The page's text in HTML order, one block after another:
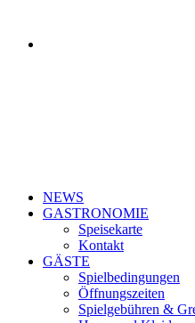
NEWS
GASTRONOMIE
Speisekarte
Kontakt
GÄSTE
Spielbedingungen
Öffnungszeiten
Spielgebühren &